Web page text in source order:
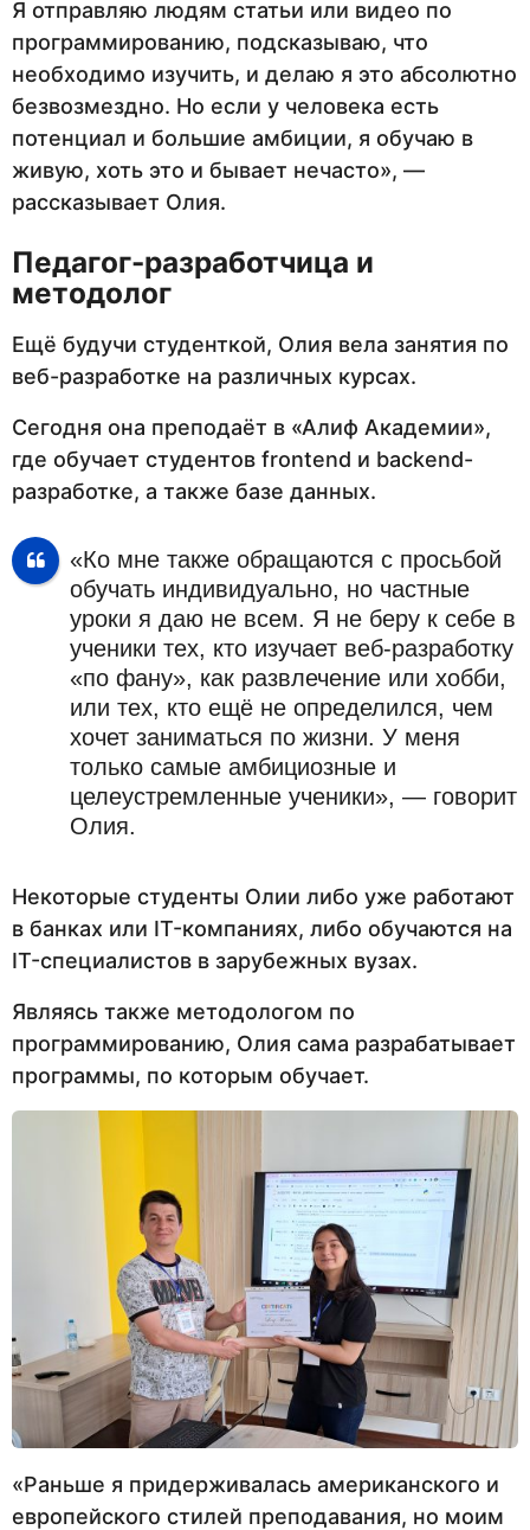
Я отправляю людям статьи или видео по
программированию, подсказываю, что
необходимо изучить, и делаю я это абсолютно
безвозмездно. Но если у человека есть
потенциал и большие амбиции, я обучаю в
живую, хоть это и бывает нечасто», —
рассказывает Олия.
Педагог-разработчица и
методолог
Ещё будучи студенткой, Олия вела занятия по
веб-разработке на различных курсах.
Сегодня она преподаёт в «Алиф Академии»,
где обучает студентов frontend и backend-
разработке, а также базе данных.
«Ко мне также обращаются с просьбой
обучать индивидуально, но частные
уроки я даю не всем. Я не беру к себе в
ученики тех, кто изучает веб-разработку
«по фану», как развлечение или хобби,
или тех, кто ещё не определился, чем
хочет заниматься по жизни. У меня
только самые амбициозные и
целеустремленные ученики», — говорит
Олия.
Некоторые студенты Олии либо уже работают
в банках или IT-компаниях, либо обучаются на
IT-специалистов в зарубежных вузах.
Являясь также методологом по
программированию, Олия сама разрабатывает
программы, по которым обучает.
«Раньше я придерживалась американского и
европейского стилей преподавания, но моим